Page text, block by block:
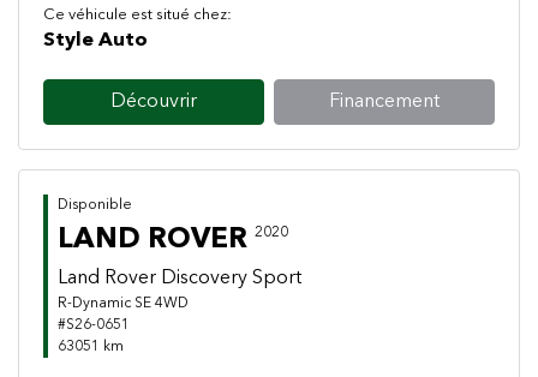
Ce véhicule est situé chez:
Style Auto
Découvrir Financement
Disponible
LAND ROVER 2020
Land Rover Discovery Sport
R-Dynamic SE 4WD
#S26-0651
63051 km